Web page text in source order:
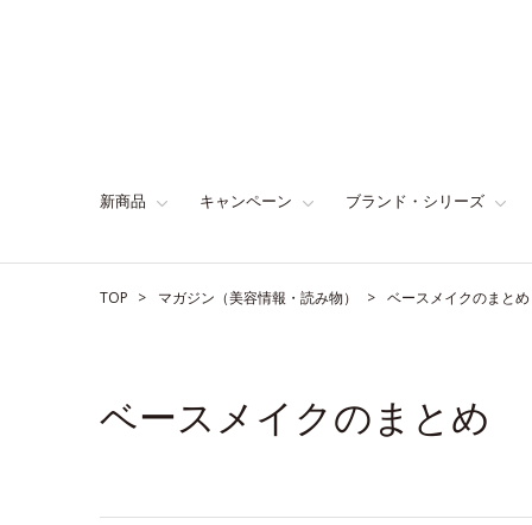
新商品 キャンペーン ブランド・シリーズ
TOP マガジン（美容情報・読み物） ベースメイクのまとめ
ベースメイクのまとめ